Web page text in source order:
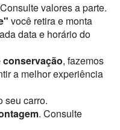
valores a parte.
você retira e monta
data e horário do
conservação, fazemos
a melhor experiência
seu carro.
. Consulte